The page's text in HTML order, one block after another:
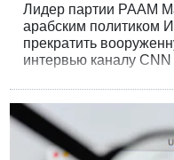
Лидер партии РААМ
арабским политиком
прекратить
интервью каналу
политической борьбе
государства.